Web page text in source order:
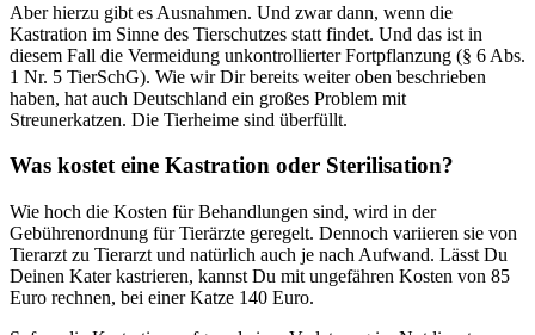
Aber hierzu gibt es Ausnahmen. Und zwar dann, wenn die
Kastration im Sinne des Tierschutzes statt findet. Und das ist in
diesem Fall die Vermeidung unkontrollierter Fortpflanzung (§ 6 Abs.
1 Nr. 5 TierSchG). Wie wir Dir bereits weiter oben beschrieben
haben, hat auch Deutschland ein großes Problem mit
Streunerkatzen. Die Tierheime sind überfüllt.
Was kostet eine Kastration oder Sterilisation?
Wie hoch die Kosten für Behandlungen sind, wird in der
Gebührenordnung für Tierärzte geregelt. Dennoch variieren sie von
Tierarzt zu Tierarzt und natürlich auch je nach Aufwand. Lässt Du
Deinen Kater kastrieren, kannst Du mit ungefähren Kosten von 85
Euro rechnen, bei einer Katze 140 Euro.